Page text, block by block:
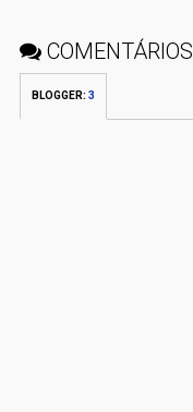
COMENTÁRIOS
BLOGGER: 3